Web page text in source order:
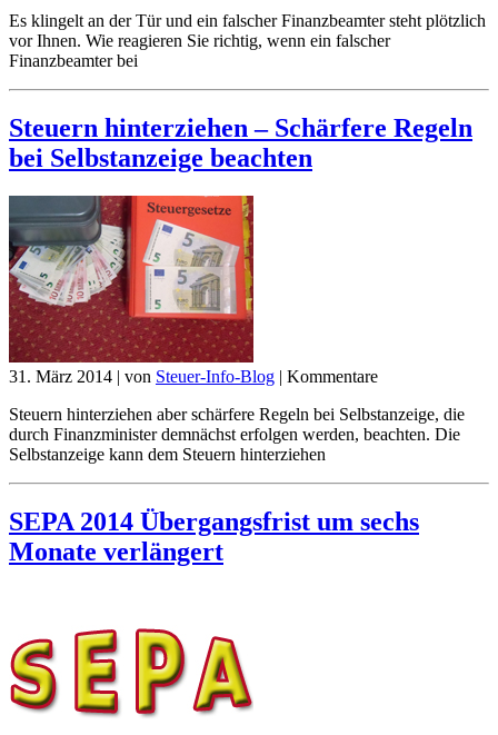
Es klingelt an der Tür und ein falscher Finanzbeamter steht plötzlich
vor Ihnen. Wie reagieren Sie richtig, wenn ein falscher
Finanzbeamter bei
Steuern hinterziehen – Schärfere Regeln
bei Selbstanzeige beachten
31. März 2014 | von Steuer-Info-Blog | Kommentare
Steuern hinterziehen aber schärfere Regeln bei Selbstanzeige, die
durch Finanzminister demnächst erfolgen werden, beachten. Die
Selbstanzeige kann dem Steuern hinterziehen
SEPA 2014 Übergangsfrist um sechs
Monate verlängert